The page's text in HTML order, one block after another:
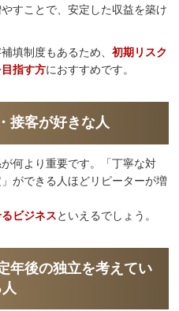
すことで、安定した収益を築け
填制度もあるため、初期リスク
指す方におすすめです。
接客が好きな人
何より重要です。「丁寧な対
ができる人ほどリピーターが増
ビジネス といえるでしょう。
年後の独立を考えてい
人